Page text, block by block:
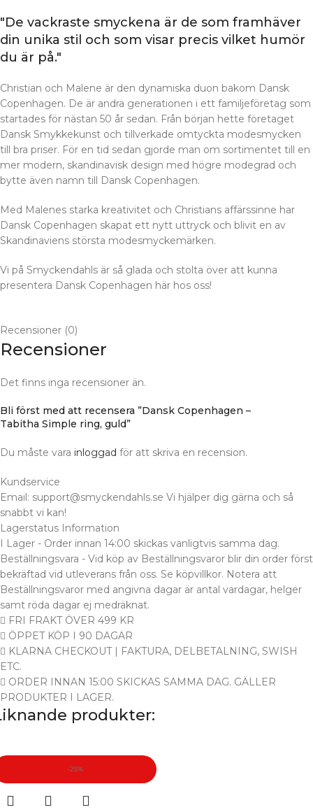
"De vackraste smyckena är de som framhäver
din unika stil och som visar precis vilket humör
du är på."
Christian och Malene är den dynamiska duon bakom Dansk
Copenhagen. De är andra generationen i ett familjeföretag som
startades för nästan 50 år sedan. Från början hette företaget
Dansk Smykkekunst och tillverkade omtyckta modesmycken
till bra priser. För en tid sedan gjorde man om sortimentet till en
mer modern, skandinavisk design med högre modegrad och
bytte även namn till Dansk Copenhagen.
Med Malenes starka kreativitet och Christians affärssinne har
Dansk Copenhagen skapat ett nytt uttryck och blivit en av
Skandinaviens största modesmyckemärken.
Vi på Smyckendahls är så glada och stolta över att kunna
presentera Dansk Copenhagen här hos oss!
Recensioner (0)
Recensioner
Det finns inga recensioner än.
Bli först med att recensera ”Dansk Copenhagen –
Tabitha Simple ring, guld”
Du måste vara inloggad för att skriva en recension.
Kundservice
Email: support@smyckendahls.se Vi hjälper dig gärna och så
snabbt vi kan!
Lagerstatus Information
I Lager - Order innan 14:00 skickas vanligtvis samma dag.
Beställningsvara - Vid köp av Beställningsvaror blir din order först
bekräftad vid utleverans från oss. Se köpvillkor. Notera att
Beställningsvaror med angivna dagar är antal vardagar, helger
samt röda dagar ej medräknat.
FRI FRAKT ÖVER 499 KR
ÖPPET KÖP I 90 DAGAR
KLARNA CHECKOUT | FAKTURA, DELBETALNING, SWISH
ETC.
ORDER INNAN 15:00 SKICKAS SAMMA DAG. GÄLLER
PRODUKTER I LAGER.
produkter:
-25%